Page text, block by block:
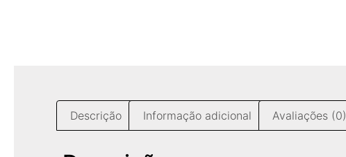
Descrição Informação adicional Avaliações (0)